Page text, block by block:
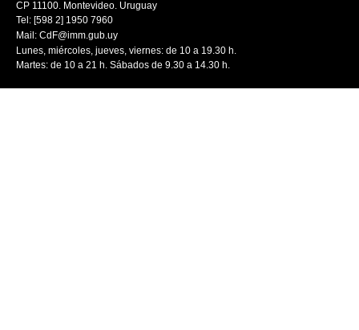
CP 11100. Montevideo. Uruguay
Tel: [598 2] 1950 7960
Mail: CdF@imm.gub.uy
Lunes, miércoles, jueves, viernes: de 10 a 19.30 h.
Martes: de 10 a 21 h. Sábados de 9.30 a 14.30 h.